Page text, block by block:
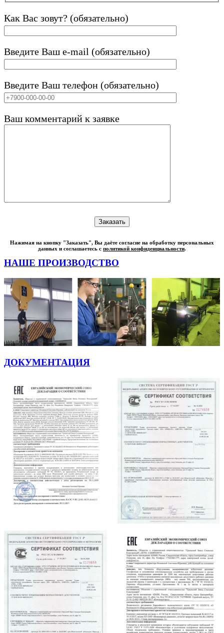
Как Вас зовут? (обязательно)
Введите Ваш e-mail (обязательно)
Введите Ваш телефон (обязательно)
Ваш комментарий к заявке
Нажимая на кнопку "Заказать", Вы даёте согласие на обработку персональных
данных и соглашаетесь с политикой конфиденциальности.
НАШЕ ПРОИЗВОДСТВО
ДОКУМЕНТАЦИЯ